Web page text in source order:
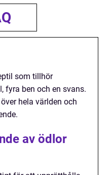
som tillhör
fyra ben och en svans.
hela världen och
av ödlor